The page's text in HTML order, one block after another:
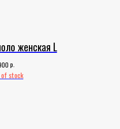
женская L
р.
of stock